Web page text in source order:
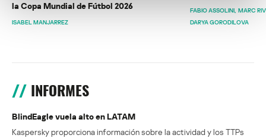
la Copa Mundial de Fútbol 2026
ISABEL MANJARREZ
FABIO ASSOLINI MARC
DARYA GORODILOVA
INFORMES
BlindEagle vuela alto en LATAM
Kaspersky proporciona información sobre la actividad y los TTPs